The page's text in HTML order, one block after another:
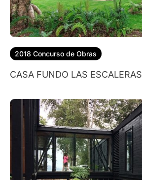
2018 Concurso de Obras
CASA FUNDO LAS ESCALERAS